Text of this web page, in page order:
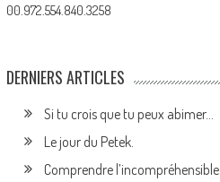
00.972.554.840.3258
DERNIERS ARTICLES
Si tu crois que tu peux abimer…
Le jour du Petek.
Comprendre l’incompréhensible.